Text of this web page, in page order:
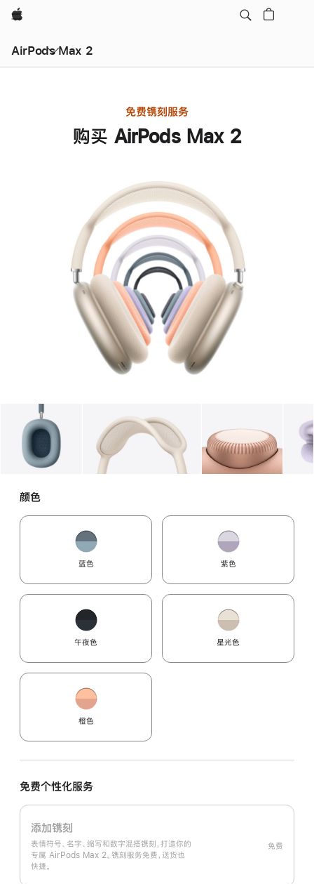
Apple
AirPods Max 2
免费镌刻服务
购买 AirPods Max 2
图库 1 图库 图像 图库 图像
颜色
蓝色 紫色
午夜色 星光色
橙色
免费个性化服务
添加镌刻
表情符号、名字、缩写和数字混搭镌刻，打造你的
专属 AirPods Max 2。镌刻服务免费，送货也
快捷。
免费